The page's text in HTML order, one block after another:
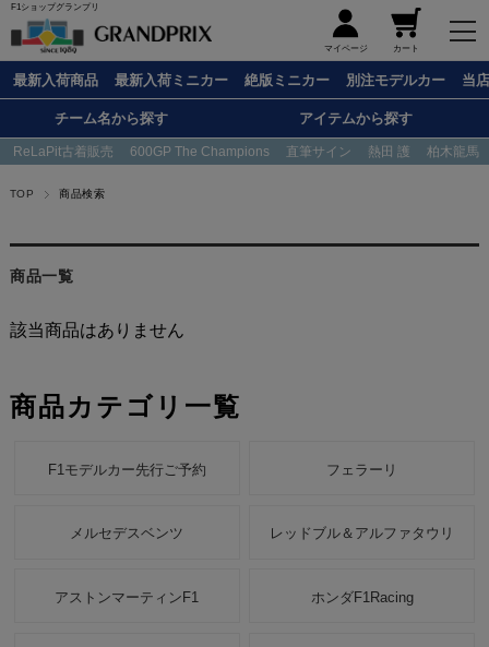
F1ショップグランプリ
マイページ カート
最新入荷商品 最新入荷ミニカー 絶版ミニカー 別注モデルカー 当
チーム名から探す アイテムから探す
ReLaPit古着販売 600GP The Champions 直筆サイン 熱田 護 柏木龍馬
TOP 商品検索
商品一覧
該当商品はありません
商品カテゴリ一覧
F1モデルカー先行ご予約 フェラーリ
メルセデスベンツ レッドブル＆アルファタウリ
アストンマーティンF1 ホンダF1Racing